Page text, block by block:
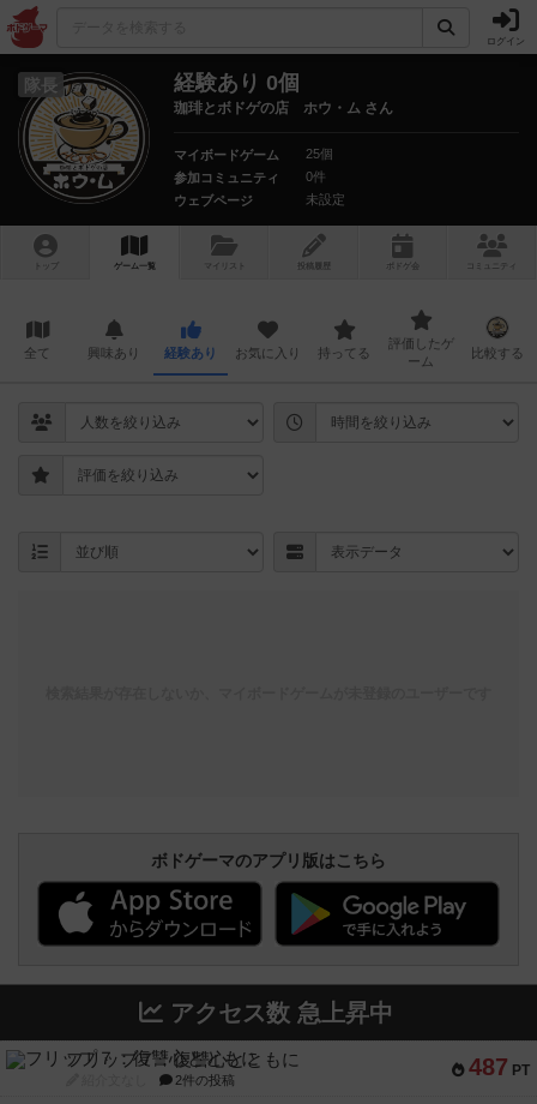
ログイン
隊長 経験あり 0個
珈琲とボドゲの店 ホウ・ム さん
マイボードゲーム
25個
参加コミュニティ
0件
ウェブページ
未設定
トップ ゲーム一覧 マイリスト 投稿履歴 ボ ドゲ コミュニティ
全て 興味あり 経験あり お気に入り 持ってる
評価したゲ
ーム
比較する
ボドゲーマのアプリ版はこちら
アクセス数 急上昇中
487 PT
フリップ７：復讐心とともに
2件の投稿